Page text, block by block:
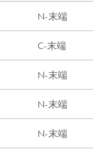
N-末端
C-末端
N-末端
N-末端
N-末端